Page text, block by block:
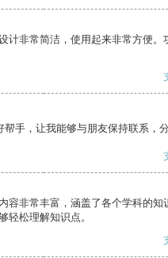
计非常简洁，使用起来非常方便。
手，让我能够与朋友保持联系，分
容非常丰富，涵盖了各个学科的知
轻松理解知识点。